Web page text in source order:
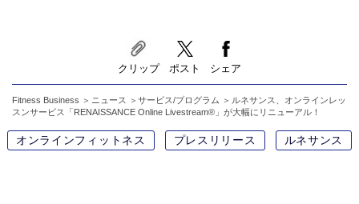
クリップ ポスト シェア
Fitness Business ニュース サービス/プログラム
ルネサンス、オンラインレッ
スンサービス「RENAISSANCE Online Livestream®」が大幅にリニューアル！
オンラインフィットネス プレスリリース ルネサンス